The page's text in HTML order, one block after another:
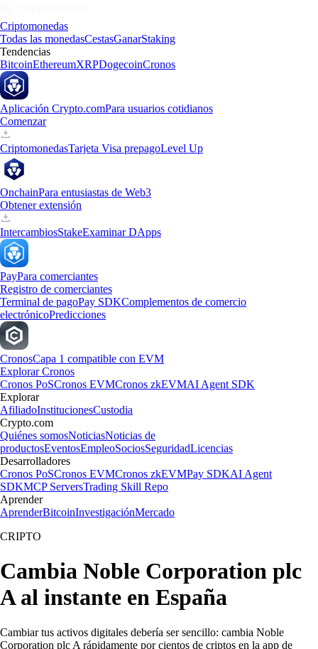
Criptomonedas
Todas las monedasCestasGanarStaking
Tendencias
BitcoinEthereumXRPDogecoinCronos
Aplicación Crypto.comPara usuarios cotidianos
Comenzar
CriptomonedasTarjeta Visa prepagoLevel Up
OnchainPara entusiastas de Web3
Obtener extensión
IntercambiosStakeExaminar DApps
PayPara comerciantes
Registro de comerciantes
Terminal de pagoPay SDKComplementos de comercio
electrónicoPredicciones
CronosCapa 1 compatible con EVM
Explorar Cronos
Cronos PoSCronos EVMCronos zkEVMAI Agent SDK
Explorar
AfiliadoInstitucionesCustodia
Crypto.com
Quiénes somosNoticiasNoticias de
productosEventosEmpleoSociosSeguridadLicencias
Desarrolladores
Cronos PoSCronos EVMCronos zkEVMPay SDKAI Agent
SDKMCP ServersTrading Skill Repo
Aprender
AprenderBitcoinInvestigaciónMercado
CRIPTO
Cambia Noble Corporation plc
A al instante en España
Cambiar tus activos digitales debería ser sencillo: cambia Noble
Corporation plc A rápidamente por cientos de criptos en la app de